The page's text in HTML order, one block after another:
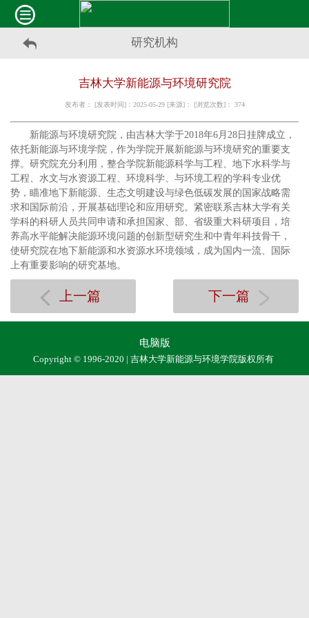
研究机构
吉林大学新能源与环境研究院
发布者： [发表时间]：2025-05-29 [来源]： [浏览次数]： 374
新能源与环境研究院，由吉林大学于2018年6月28日挂牌成立，
依托新能源与环境学院，作为学院开展新能源与环境研究的重要支
撑。研究院充分利用，整合学院新能源科学与工程、地下水科学与
工程、水文与水资源工程、环境科学、与环境工程的学科专业优
势，瞄准地下新能源、生态文明建设与绿色低碳发展的国家战略需
求和国际前沿，开展基础理论和应用研究。紧密联系吉林大学有关
学科的科研人员共同申请和承担国家、部、省级重大科研项目，培
养高水平能解决能源环境问题的创新型研究生和中青年科技骨干，
使研究院在地下新能源和水资源水环境领域，成为国内一流、国际
上有重要影响的研究基地。
上一篇 下一篇
电脑版
Copyright © 1996-2020 | 吉林大学新能源与环境学院版权所有